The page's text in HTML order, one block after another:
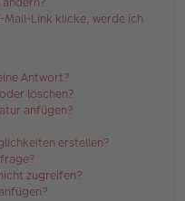
Mail-Link klicke, werde ich
Antwort?
löschen?
anfügen?
erstellen?
zugreifen?